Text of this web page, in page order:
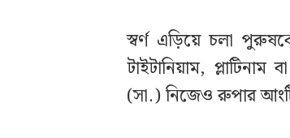
স্বর্ণ এড়িয়ে চলা
টাইটানিয়াম,
(সা.) নিজেও রুপার